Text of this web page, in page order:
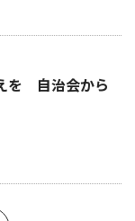
を 自治会から